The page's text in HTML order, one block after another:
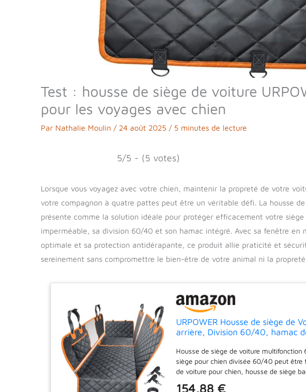
Test : housse de siège de voiture
pour les voyages avec chien
Par Nathalie Moulin / 24 août 2025 / 5 minutes de lecture
5/5 - (5 votes)
Lorsque vous voyagez avec votre chien, maintenir la propreté de votre
votre compagnon à quatre pattes peut être un véritable défi. La housse de
présente comme la solution idéale pour protéger efficacement votre
imperméable, sa division 60/40 et son hamac intégré. Avec sa fenêtre
optimale et sa protection antidérapante, ce produit allie praticité et
sereinement sans compromettre le bien-être de votre animal ni la
URPOWER Housse de siège de
arrière, Division 60/40, hamac
antidérapante pour siège arrière
Housse de siège de voiture multifonction
siège pour chien divisée 60/40 peut
de voiture pour chien, housse de siège
154,88 €